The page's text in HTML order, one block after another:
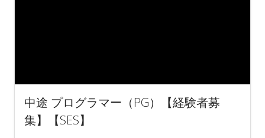
中途 プログラマー（PG）【経験者募
集】【SES】